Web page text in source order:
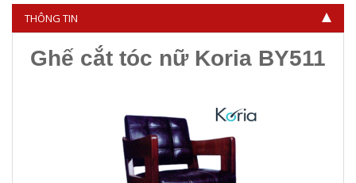
3.400.000
THÔNG TIN
Ghế cắt tóc nữ Koria BY511